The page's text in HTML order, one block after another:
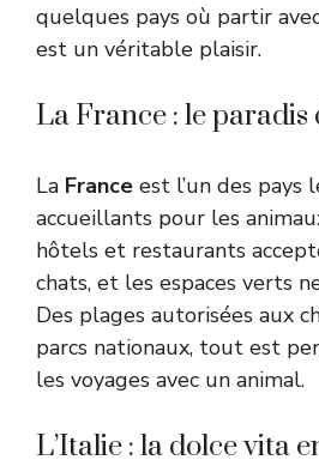
quelques pays où partir
est un véritable plaisir.
La France : le paradis
La France est l’un des pays
accueillants pour les
hôtels et restaurants
chats, et les espaces verts
Des plages autorisées aux
parcs nationaux, tout est
les voyages avec un animal.
L’Italie : la dolce vita